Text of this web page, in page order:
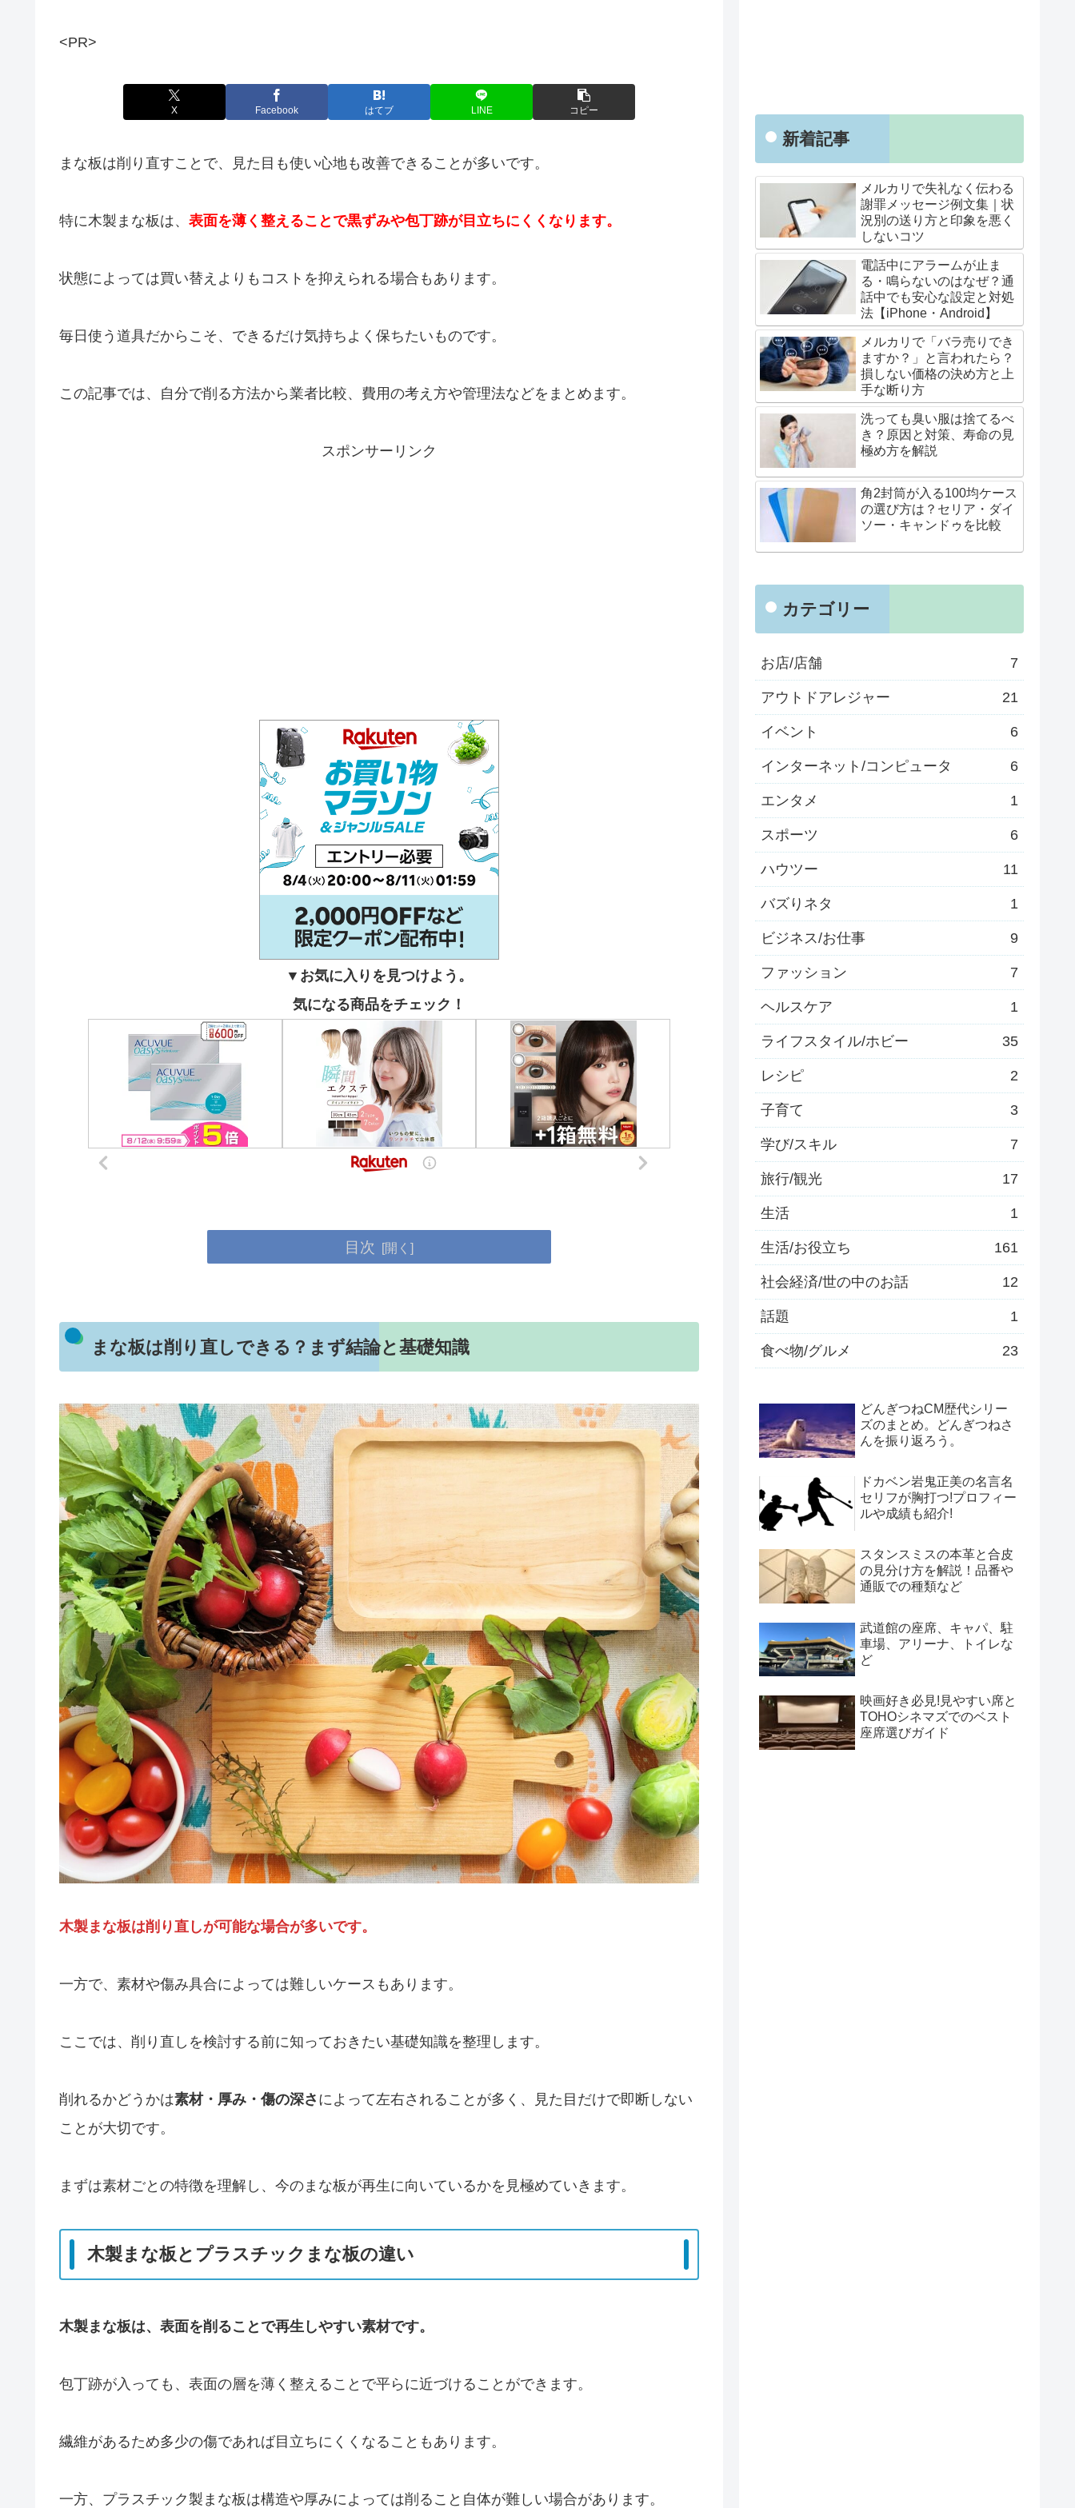
<PR>
X Facebook はてブ LINE コピー
まな板は削り直すことで、見た目も使い心地も改善できることが多いです。
特に木製まな板は、 表面を薄く整えることで黒ずみや包丁跡が目立ちにくくなります。
状態によっては買い替えよりもコストを抑えられる場合もあります。
毎日使う道具だからこそ、できるだけ気持ちよく保ちたいものです。
この記事では、自分で削る方法から業者比較、費用の考え方や管理法などをまとめます。
スポンサーリンク
▼お気に入りを見つけよう。
気になる商品をチェック！
目次
まな板は削り直しできる？まず結論と基礎知識
木製まな板は削り直しが可能な場合が多いです。
一方で、素材や傷み具合によっては難しいケースもあります。
ここでは、削り直しを検討する前に知っておきたい基礎知識を整理します。
削れるかどうかは素材・厚み・傷の深さ によって左右されることが多く、見た目だけで即断しない
ことが大切です。
まずは素材ごとの特徴を理解し、今のまな板が再生に向いているかを見極めていきます。
木製まな板とプラスチックまな板の違い
木製まな板は、表面を削ることで再生しやすい素材です。
包丁跡が入っても、表面の層を薄く整えることで平らに近づけることができます。
繊維があるため多少の傷であれば目立ちにくくなることもあります。
一方、プラスチック製まな板は構造や厚みによっては削ること自体が難しい場合があります。
新着記事
メルカリで失礼なく伝わる
謝罪メッセージ例文集｜状
況別の送り方と印象を悪く
しないコツ
電話中にアラームが止ま
る・鳴らないのはなぜ？通
話中でも安心な設定と対処
法【iPhone・Android】
メルカリで「バラ売りでき
ますか？」と言われたら？
損しない価格の決め方と上
手な断り方
洗っても臭い服は捨てるべ
き？原因と対策、寿命の見
極め方を解説
角2封筒が入る100均ケース
の選び方は？セリア・ダイ
ソー・キャンドゥを比較
カテゴリー
お店/店舗 7
アウトドアレジャー 21
イベント 6
インターネット/コンピュータ 6
エンタメ 1
スポーツ 6
ハウツー 11
バズりネタ 1
ビジネス/お仕事 9
ファッション 7
ヘルスケア 1
ライフスタイル/ホビー 35
レシピ 2
子育て 3
学び/スキル 7
旅行/観光 17
生活 1
生活/お役立ち 161
社会経済/世の中のお話 12
話題 1
食べ物/グルメ 23
どんぎつねCM歴代シリー
ズのまとめ。どんぎつねさ
んを振り返ろう。
ドカベン岩鬼正美の名言名
セリフが胸打つ!プロフィー
ルや成績も紹介!
スタンスミスの本革と合皮
の見分け方を解説！品番や
通販での種類など
武道館の座席、キャパ、駐
車場、アリーナ、トイレな
ど
映画好き必見!見やすい席と
TOHOシネマズでのベスト
座席選びガイド